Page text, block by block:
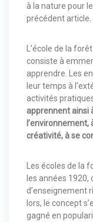
à la nature pour
précédent article.
L’école de la
consiste à
apprendre. Les
leur temps à
activités
apprennent ainsi
créativité, à se
Les écoles de la
les années
d’enseignement
lors, le concept
gagné en